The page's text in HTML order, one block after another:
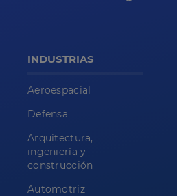
INDUSTRIAS
Aeroespacial
Defensa
Arquitectura,
ingeniería y
construcción
Automotriz